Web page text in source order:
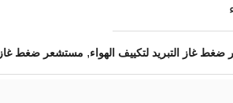
غاز التبريد لتكييف الهواء, مستشعر ضغط غاز HVAC